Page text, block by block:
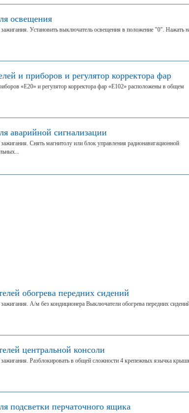
освещения
Установить выключатель освещения в положение "0". Нажать
и приборов и регулятор корректора фар
«Е20» и регулятор корректора фар «Е102» расположены в общем
аварийной сигнализации
Снять магнитолу или блок управления радионавигационной
обогрева передних сидений
А/м без кондиционера Выключатели обогрева передних
центральной консоли
Разблокировать в общей сложности 4 крепежных язычка
подсветки перчаточного ящика